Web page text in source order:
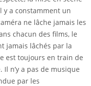
y a constamment un
ne lâche jamais les
chacun des films, le
jamais lâchés par la
est toujours en train de
n’y a pas de musique
par les